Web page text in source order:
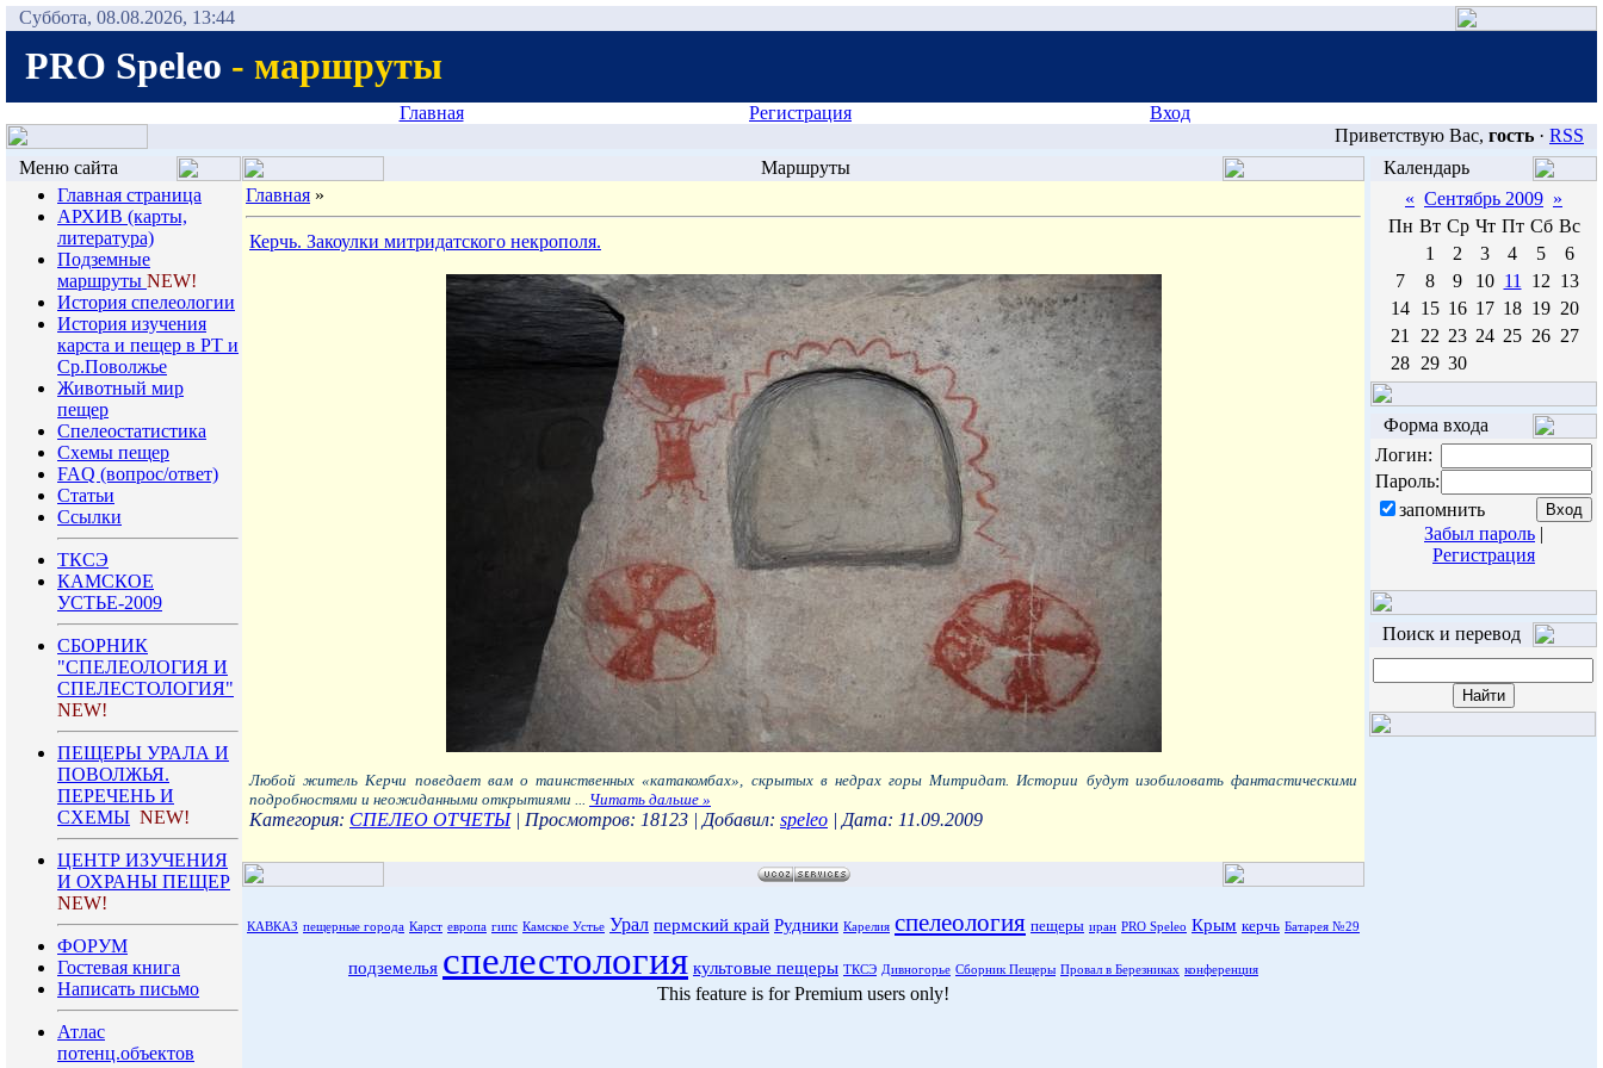
Суббота, 08.08.2026, 13:44
PRO Speleo - маршруты
Главная Регистрация
Вход
Приветствую Вас, гость · RSS
Меню сайта
Главная страница
АРХИВ (карты,
литература)
Подземные
маршруты NEW!
История спелеологии
Иcтория изучения
карста и пещер в РТ и
Ср.Поволжье
Животный мир
пещер
Спелеостатистика
Схемы пещер
FAQ (вопрос/ответ)
Статьи
Ссылки
ТКСЭ
КАМСКОЕ
УСТЬЕ-2009
СБОРНИК
"СПЕЛЕОЛОГИЯ И
СПЕЛЕСТОЛОГИЯ"
NEW!
ПЕЩЕРЫ УРАЛА И
ПОВОЛЖЬЯ.
ПЕРЕЧЕНЬ И
СХЕМЫ NEW!
ЦЕНТР ИЗУЧЕНИЯ
И ОХРАНЫ ПЕЩЕР
NEW!
ФОРУМ
Гостевая книга
Написать письмо
Атлас
потенц.объектов
Маршруты
Главная »
Керчь. Закоулки митридатского некрополя.
Любой житель Керчи поведает вам о таинственных «катакомбах», скрытых в недрах горы Митридат. Истории будут изобиловать фантастическими
подробностями и неожиданными открытиями ... Читать дальше »
Категория: СПЕЛЕО ОТЧЕТЫ | Просмотров: 18123 | Добавил: speleo | Дата: 11.09.2009
КАВКАЗ пещерные города Карст европа гипс Камское Устье Урал пермский край Рудники Карелия спелеология пещеры иран PRO Speleo Крым керчь Батарея №29
подземелья спелестология культовые пещеры ТКСЭ Дивногорье Сборник Пещеры Провал в Березниках конференция
This feature is for Premium users only!
Календарь
« Сентябрь 2009 »
Пн Вт Ср Чт Пт Сб Вс
1
2 3 4 5
6
7
8 9 10 11 12 13
14 15 16 17 18 19 20
21
22 23 24 25 26 27
28 29 30
Форма входа
Логин:
Пароль:
запомнить
Забыл пароль |
Регистрация
Поиск и перевод